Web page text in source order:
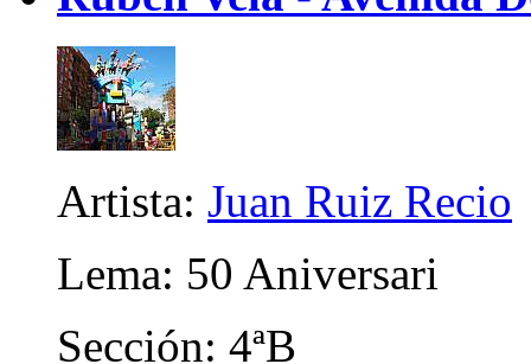
Artista: Juan Ruiz Recio
Lema: 50 Aniversari
Sección: 4ªB